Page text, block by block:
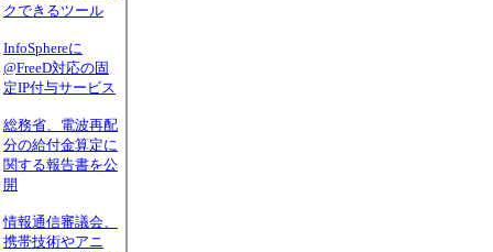
クできるツール
InfoSphereに
@FreeD対応の固
定IP付与サービス
総務省、電波再配
分の給付金算定に
関する報告書を公
開
情報通信審議会、
携帯技術やアニ